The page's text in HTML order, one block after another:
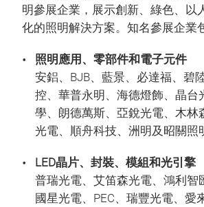
明參展企業，展示創新、綠色、以
化的照明解決方案。知名參展企業
照明應用、零部件和電子元件
安鋁、BJB、藍景、必達福、碧
控、華普永明、海德燈飾、晶台
學、朗德萬斯、亞銳光電、木林
光電、順舟科技、洲明及昭關照
LED晶片、封裝、模組和光引擎
普瑞光電、艾笛森光電、鴻利智
國星光電、PEC、瑞豐光電、愛